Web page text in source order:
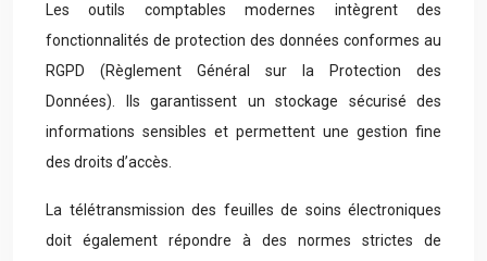
Les outils comptables modernes intègrent des
fonctionnalités de protection des données conformes au
RGPD (Règlement Général sur la Protection des
Données). Ils garantissent un stockage sécurisé des
informations sensibles et permettent une gestion fine
des droits d’accès.
La télétransmission des feuilles de soins électroniques
doit également répondre à des normes strictes de